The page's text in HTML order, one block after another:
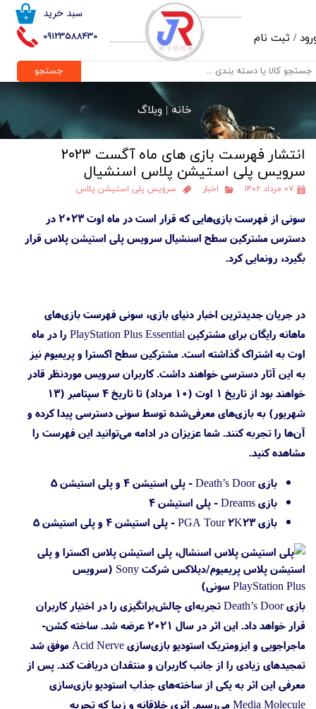
09123588430
۰ سبد خرید
/ ثبت نام
حساب کاربری من
تغییر گذر واژه
خروج از حساب کاربری
جستجو
خانه |وبلاگ
انتشار فهرست بازی های ماه آگست ۲۰۲۳
سرویس پلی استیشن پلاس اسنشیال
۰۷ مرداد ۱۴۰۲ اخبار سرویس پلی استیشن پلاس
سونی از فهرست بازی‌هایی که قرار است در ماه اوت ۲۰۲۳ در
دسترس مشترکین سطح اسنشیال سرویس پلی استیشن پلاس قرار
بگیرد، رونمایی کرد.
در جریان جدیدترین اخبار دنیای بازی، سونی فهرست بازی‌های
ماهانه رایگان برای مشترکین PlayStation Plus Essential را در ماه
اوت به اشتراک گذاشته است. مشترکین سطح اکسترا و پریمیوم نیز
به این آثار دسترسی خواهند داشت. کاربران سرویس موردنظر قادر
خواهند بود از تاریخ ۱ اوت (۱۰ مرداد) تا تاریخ ۴ سپتامبر (۱۳
شهریور) به بازی‌های معرفی‌شده توسط سونی دسترسی پیدا کرده و
آن‌ها را تجربه کنند. شما عزیزان در ادامه می‌توانید این فهرست را
مشاهده کنید.
بازی Death’s Door - پلی استیشن ۴ و پلی استیشن ۵
بازی Dreams - پلی استیشن ۴
بازی PGA Tour 2K23 - پلی استیشن ۴ و پلی استیشن ۵
بازی Death’s Door تجربه‌ای چالش‌برانگیزی را در اختیار کاربران
قرار خواهد داد. این اثر در سال ۲۰۲۱ عرضه شد. ساخته کشن-
ماجراجویی و ایزومتریک استودیو بازی‌سازی Acid Nerve موفق شد
تمجید‌های زیادی را از جانب کاربران و منتقدان دریافت کند. پس از
معرفی این اثر به یکی از ساخته‌های جذاب استودیو بازی‌سازی
Media Molecule می‌رسیم. اثری خلاقانه و زیبا که تجربه